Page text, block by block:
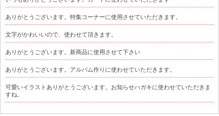
ありがとうございます。特集コーナーに使用させていただきます。
文字がかわいいので、使わせて頂きます。
ありがとうございます。新商品に使用させて下さい
ありがとうございます。アルバム作りに使わせていただきます。
可愛いイラストありがとうございます。お知らせハガキに使わせていただきま
すね。